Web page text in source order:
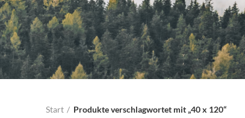
Start Produkte verschlagwortet mit „40 x 120“